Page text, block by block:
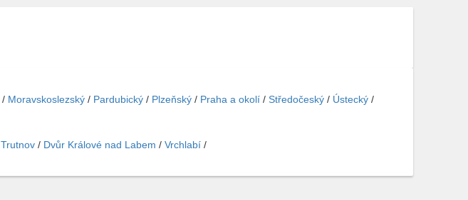
/ Moravskoslezský / Pardubický / Plzeňský / Praha a okolí / Středočeský / Ústecký /
Trutnov / Dvůr Králové nad Labem / Vrchlabí /